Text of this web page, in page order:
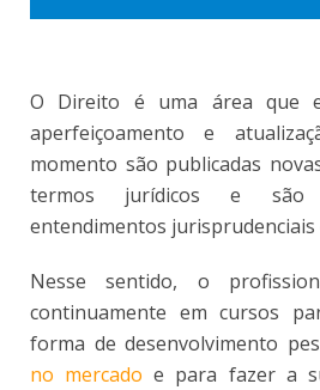
O Direito é uma área que
aperfeiçoamento e
momento são publicadas
termos jurídicos e são
entendimentos
Nesse sentido, o
continuamente em cursos
forma de desenvolvimento
no mercado e para fazer a